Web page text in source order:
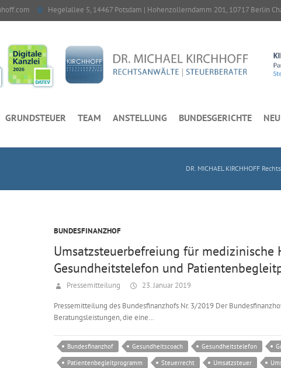
Hegelallee 5, 14467 Potsdam | Hohenzollerndamm 201, 10717 Berlin
GRUNDSTEUER TEAM ANSTELLUNG BUNDESGERICHTE
DR. MICHAEL KIRCHHOFF
BUNDESFINANZHOF
Umsatzsteuerbefreiung für medizinische
Gesundheitstelefon und
Pressemitteilung 23. Januar 2019
Pressemitteilung des Bundesfinanzhofs Nr. 3/2019 Der
Beratungsleistungen, die eine…
Bundesfinanzhof Gesundheitscoach Gesundheitstelefon
Patientenbegleitprogramm
Steuerrecht Umsatzsteuer